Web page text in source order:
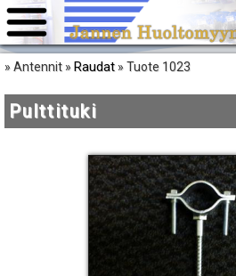
» Antennit »Raudat » Tuote 1023
Pulttituki